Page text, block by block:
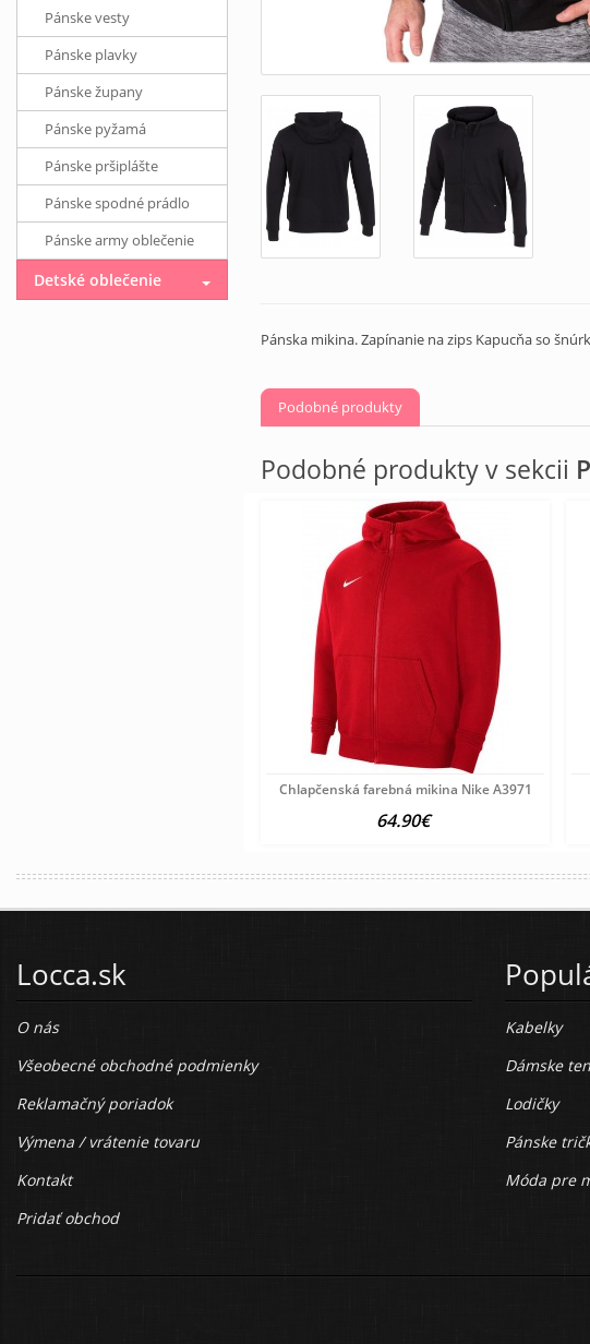
Pánska mikina. Zapínanie na zips Kapucňa so
Podobné produkty
Podobné produkty v sekcii
Chlapčenská farebná mikina Nike A3971
64.90€
Pánske vesty
Pánske plavky
Pánske župany
Pánske pyžamá
Pánske pršiplášte
Pánske spodné prádlo
Pánske army oblečenie
Detské oblečenie
Locca.sk
O nás
Všeobecné obchodné podmienky
Reklamačný poriadok
Výmena / vrátenie tovaru
Kontakt
Pridať obchod
Kabelky
Dámske
Lodičky
Pánske
Móda pre